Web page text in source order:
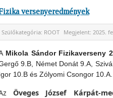
versenyeredmények
Szülőkategória: ROOT Megjelent: 2025.
Mikola Sándor Fizikaverseny
9.B, Német Donát 9.A,
10.B és Zólyomi Csongor
Öveges József Kárpát-